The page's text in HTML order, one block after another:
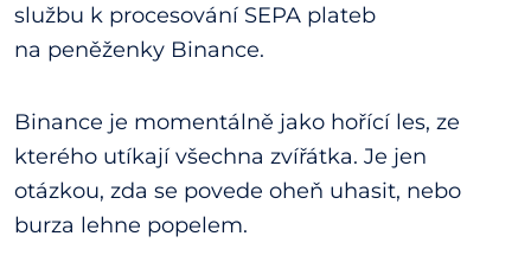
službu k procesování SEPA plateb
na peněženky Binance.
Binance je momentálně jako hořící les, ze
kterého utíkají všechna zvířátka. Je jen
otázkou, zda se povede oheň uhasit, nebo
burza lehne popelem.